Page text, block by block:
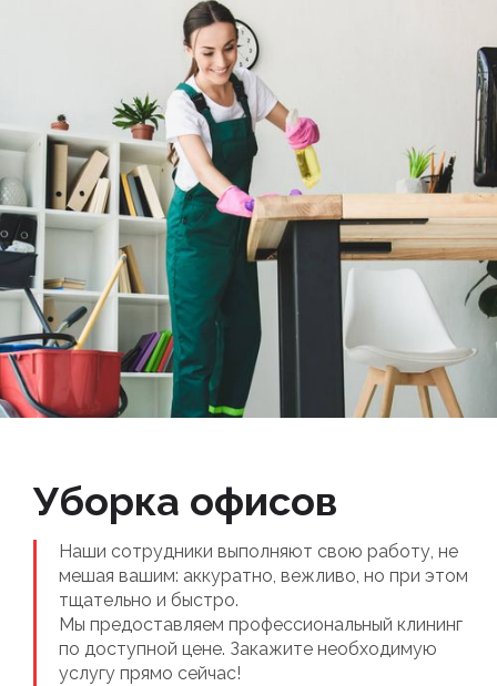
Уборка офисов
Наши сотрудники выполняют свою работу, не
мешая вашим: аккуратно, вежливо, но при этом
тщательно и быстро.
Мы предоставляем профессиональный клининг
по доступной цене. Закажите необходимую
услугу прямо сейчас!